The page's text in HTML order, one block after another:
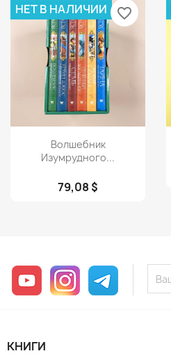
Просмотр
Волшебник
Изумрудного...
79,08 $
НЕТ В НАЛИЧИИ favorite_border
YouTube InstagramTelegram
КНИГИ